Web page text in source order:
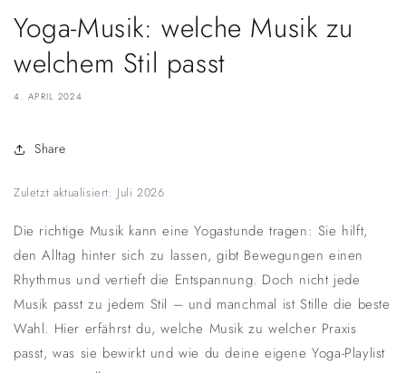
Yoga-Musik: welche Musik zu
welchem Stil passt
4. APRIL 2024
Share
Zuletzt aktualisiert: Juli 2026
Die richtige Musik kann eine Yogastunde tragen: Sie hilft,
den Alltag hinter sich zu lassen, gibt Bewegungen einen
Rhythmus und vertieft die Entspannung. Doch nicht jede
Musik passt zu jedem Stil – und manchmal ist Stille die beste
Wahl. Hier erfährst du, welche Musik zu welcher Praxis
passt, was sie bewirkt und wie du deine eigene Yoga-Playlist